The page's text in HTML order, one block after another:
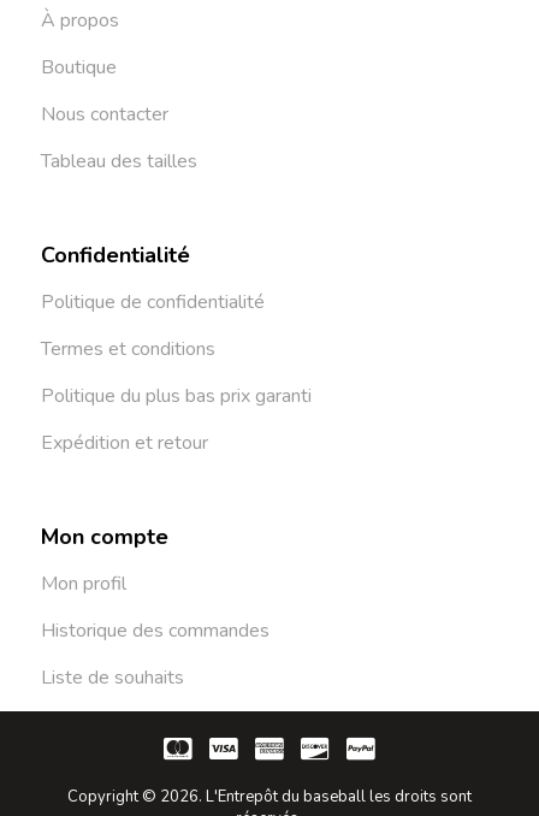
À propos
Boutique
Nous contacter
Tableau des tailles
Confidentialité
Politique de confidentialité
Termes et conditions
Politique du plus bas prix garanti
Expédition et retour
Mon compte
Mon profil
Historique des commandes
Liste de souhaits
Copyright © 2026. L'Entrepôt du baseball les droits sont